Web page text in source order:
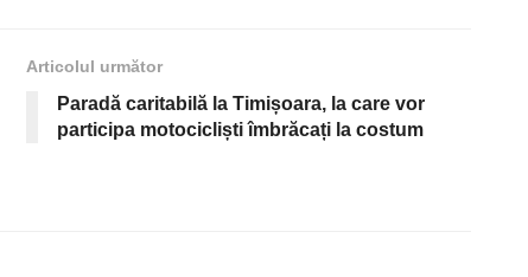
Articolul următor
Paradă caritabilă la Timișoara, la care vor
participa motocicliști îmbrăcați la costum